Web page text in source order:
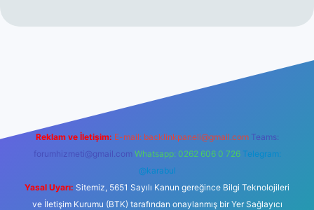
Reklam ve İletişim: E-mail: backlinkpaneli@gmail.com Teams:
forumhizmeti@gmail.com Whatsapp: 0262 606 0 726 Telegram:
@karabul
Yasal Uyarı: Sitemiz, 5651 Sayılı Kanun gereğince Bilgi Teknolojileri
ve İletişim Kurumu (BTK) tarafından onaylanmış bir Yer Sağlayıcı